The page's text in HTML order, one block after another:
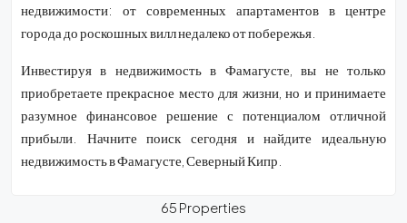
недвижимости: от современных апартаментов в центре
города до роскошных вилл недалеко от побережья.
Инвестируя в недвижимость в Фамагусте, вы не только
приобретаете прекрасное место для жизни, но и принимаете
разумное финансовое решение с потенциалом отличной
прибыли. Начните поиск сегодня и найдите идеальную
недвижимость в Фамагусте, Северный Кипр.
65 Properties